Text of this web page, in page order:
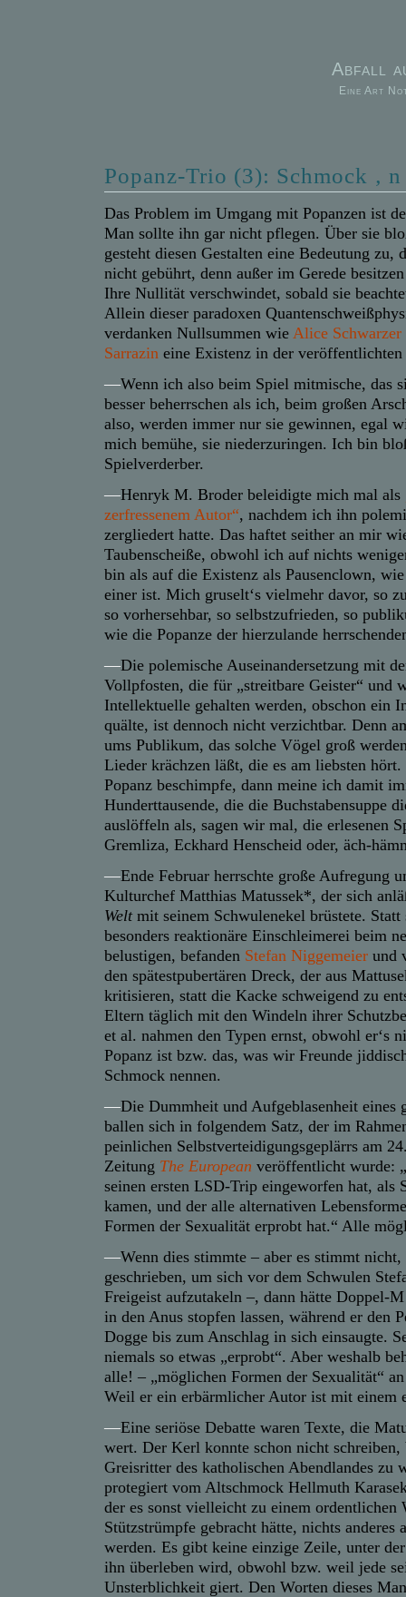
Abfall
Eine Art
Popanz-Trio (3): Schmock ‚
Das Problem im Umgang mit Popanzen ist
Man sollte ihn gar nicht pflegen. Über sie
gesteht diesen Gestalten eine Bedeutung zu,
nicht gebührt, denn außer im Gerede
Ihre Nullität verschwindet, sobald sie
Allein dieser paradoxen
verdanken Nullsummen wie Alice Schwarzer
Sarrazin eine Existenz in der
—Wenn ich also beim Spiel mitmische, das
besser beherrschen als ich, beim großen
also, werden immer nur sie gewinnen, egal
mich bemühe, sie niederzuringen. Ich bin
Spielverderber.
—Henryk M. Broder beleidigte mich mal als
zerfressenem Autor“, nachdem ich ihn
zergliedert hatte. Das haftet seither an mir
Taubenscheiße, obwohl ich auf nichts
bin als auf die Existenz als Pausenclown,
einer ist. Mich gruselt‘s vielmehr davor, so
so vorhersehbar, so selbstzufrieden, so
wie die Popanze der hierzulande
—Die polemische Auseinandersetzung mit
Vollpfosten, die für „streitbare Geister“ und
Intellektuelle gehalten werden, obschon ein
quälte, ist dennoch nicht verzichtbar. Denn
ums Publikum, das solche Vögel groß
Lieder krächzen läßt, die es am liebsten
Popanz beschimpfe, dann meine ich damit
Hunderttausende, die die Buchstabensuppe
auslöffeln als, sagen wir mal, die erlesenen
Gremliza, Eckhard Henscheid oder, äch-
—Ende Februar herrschte große Aufregung
Kulturchef Matthias Matussek*, der sich
Weltmit seinem Schwulenekel brüstete. Statt
besonders reaktionäre Einschleimerei beim
belustigen, befanden Stefan Niggemeier und
den spätestpubertären Dreck, der aus
kritisieren, statt die Kacke schweigend zu
Eltern täglich mit den Windeln ihrer
et al. nahmen den Typen ernst, obwohl er‘s
Popanz ist bzw. das, was wir Freunde
Schmock nennen.
—Die Dummheit und Aufgeblasenheit eines
ballen sich in folgendem Satz, der im
peinlichen Selbstverteidigungsgeplärrs am
Zeitung The European veröffentlicht wurde:
seinen ersten LSD-Trip eingeworfen hat, als
kamen, und der alle alternativen
Formen der Sexualität erprobt hat.“ Alle
—Wenn dies stimmte – aber es stimmt nicht,
geschrieben, um sich vor dem Schwulen
Freigeist aufzutakeln –, dann hätte Doppel-
in den Anus stopfen lassen, während er den
Dogge bis zum Anschlag in sich einsaugte.
niemals so etwas „erprobt“. Aber weshalb
alle! – „möglichen Formen der Sexualität“
Weil er ein erbärmlicher Autor ist mit einem
—Eine seriöse Debatte waren Texte, die
wert. Der Kerl konnte schon nicht schreiben,
Greisritter des katholischen Abendlandes zu
protegiert vom Altschmock Hellmuth
der es sonst vielleicht zu einem ordentlichen
Stützstrümpfe gebracht hätte, nichts anderes
werden. Es gibt keine einzige Zeile, unter
ihn überleben wird, obwohl bzw. weil jede
Unsterblichkeit giert. Den Worten dieses